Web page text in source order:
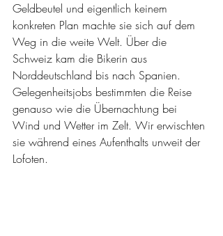
Geldbeutel und eigentlich keinem
konkreten Plan machte sie sich auf dem
Weg in die weite Welt. Über die
Schweiz kam die Bikerin aus
Norddeutschland bis nach Spanien.
Gelegenheitsjobs bestimmten die Reise
genauso wie die Übernachtung bei
Wind und Wetter im Zelt. Wir erwischten
sie während eines Aufenthalts unweit der
Lofoten.